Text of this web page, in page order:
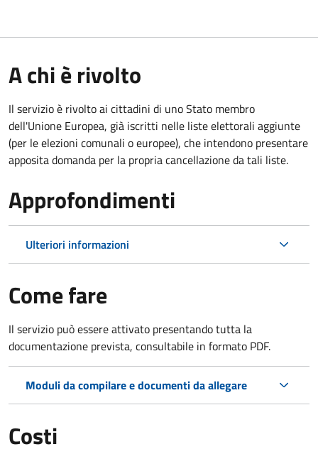
A chi è rivolto
Il servizio è rivolto ai cittadini di uno Stato membro
dell'Unione Europea, già iscritti nelle liste elettorali aggiunte
(per le elezioni comunali o europee), che intendono presentare
apposita domanda per la propria cancellazione da tali liste.
Approfondimenti
Ulteriori informazioni
Come fare
Il servizio può essere attivato presentando tutta la
documentazione prevista, consultabile in formato PDF.
Moduli da compilare e documenti da allegare
Costi